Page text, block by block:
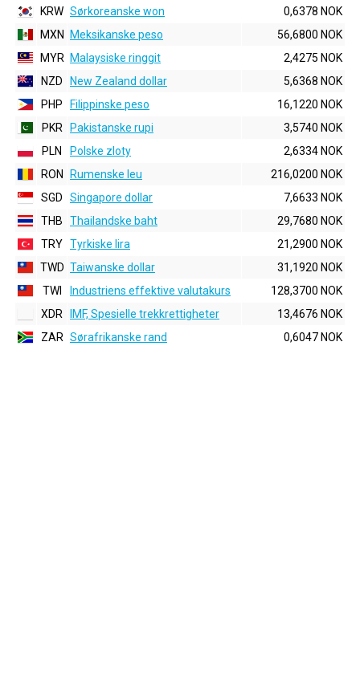
KRW Sørkoreanske won
0,6378 NOK
MXN
Meksikanske peso
56,6800 NOK
MYR
Malaysiske ringgit
2,4275 NOK
NZD
New Zealand dollar
5,6368 NOK
PHP
Filippinske peso
16,1220 NOK
PKR
Pakistanske rupi
3,5740 NOK
PLN
Polske zloty
2,6334 NOK
RON
Rumenske leu
216,0200 NOK
SGD
Singapore dollar
7,6633 NOK
THB
Thailandske baht
29,7680 NOK
TRY Tyrkiske lira
21,2900 NOK
TWD Taiwanske dollar
31,1920 NOK
TWI
Industriens effektive valutakurs
128,3700 NOK
XDR
IMF, Spesielle trekkrettigheter
13,4676 NOK
ZAR Sørafrikanske rand 0,6047 NOK